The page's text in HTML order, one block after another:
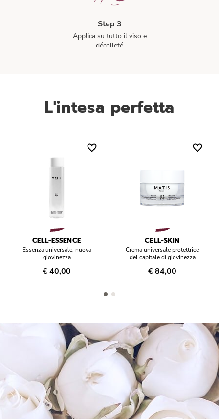
Step 3
Applica su tutto il viso e
décolleté
L'intesa perfetta
CELL-ESSENCE
Essenza universale, nuova
giovinezza
€ 40,00
CELL-SKIN
Crema universale protettrice
del capitale di giovinezza
€ 84,00